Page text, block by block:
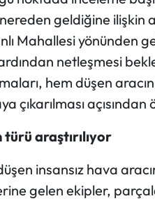
geldiğine ilişkin
Mahallesi yönünden
netleşmesi
hem düşen
çıkarılması açısından
türü araştırılıyor
insansız hava
gelen ekipler,